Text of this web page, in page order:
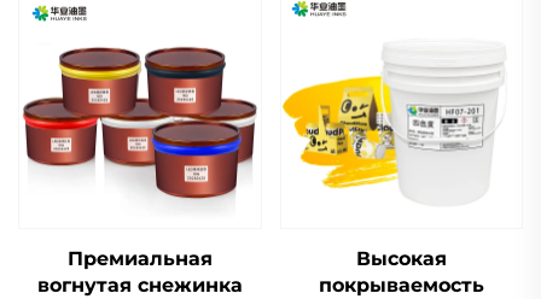
Премиальная
вогнутая снежинка
Высокая
покрываемость